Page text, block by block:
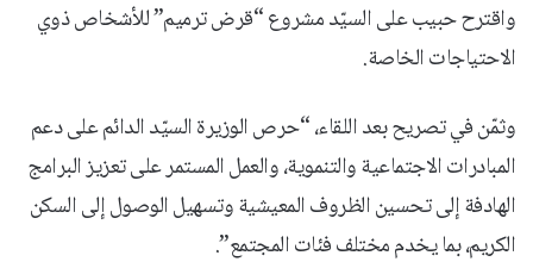
واقترح حبيب على السيّد مشروع “قرض ترميم” للأشخاص ذوي
الاحتياجات الخاصة.
وثمّن في تصريح بعد اللقاء، “حرص الوزيرة السيّد الدائم على دعم
المبادرات الاجتماعية والتنموية، والعمل المستمر على تعزيز البرامج
الهادفة إلى تحسين الظروف المعيشية وتسهيل الوصول إلى السكن
الكريم، بما يخدم مختلف فئات المجتمع”.